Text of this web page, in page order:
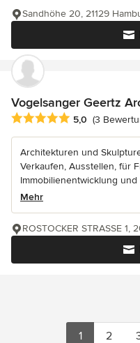
Sandhöhe 20, 21129
Vogelsanger Geertz
Durchschnittliche
5,0 (3
Architekturen und
Verkaufen, Ausstellen, für
Immobilienentwicklung
Mehr
ROSTOCKER STRASSE 1,
1 2